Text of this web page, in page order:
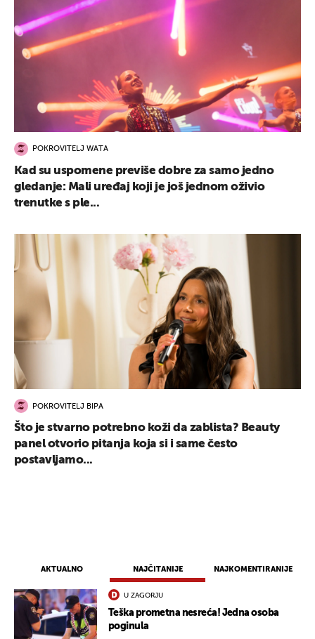
AKTUALNO NAJČITANIJE NAJKOMENTIRANIJE
U ZAGORJU
Teška prometna nesreća! Jedna osoba
poginula
POKROVITELJ WATA
Kad su uspomene previše dobre za samo jedno
gledanje: Mali uređaj koji je još jednom oživio
trenutke s ple...
POKROVITELJ BIPA
Što je stvarno potrebno koži da zablista? Beauty
panel otvorio pitanja koja si i same često
postavljamo...
UKLJUČITE NOTIFIKACIJE